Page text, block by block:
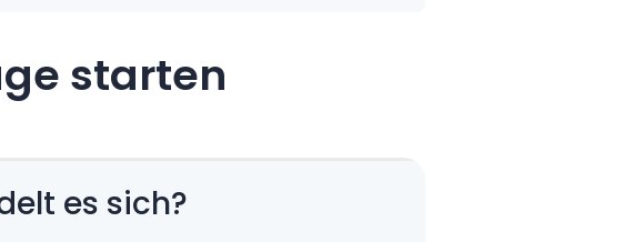
starten